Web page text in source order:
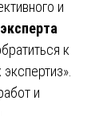
и
к
и